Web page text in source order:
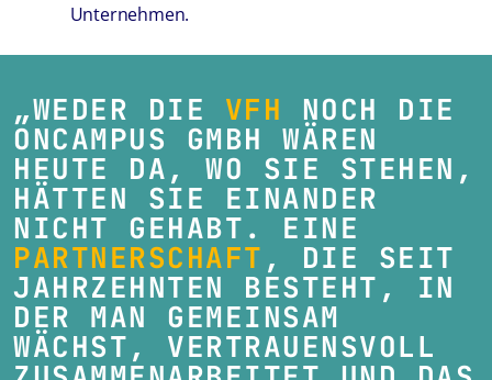
Unternehmen.
„WEDER DIE VFH NOCH DIE
ONCAMPUS GMBH WÄREN
HEUTE DA, WO SIE STEHEN,
HÄTTEN SIE EINANDER
NICHT GEHABT. EINE
PARTNERSCHAFT , DIE SEIT
JAHRZEHNTEN BESTEHT, IN
DER MAN GEMEINSAM
WÄCHST, VERTRAUENSVOLL